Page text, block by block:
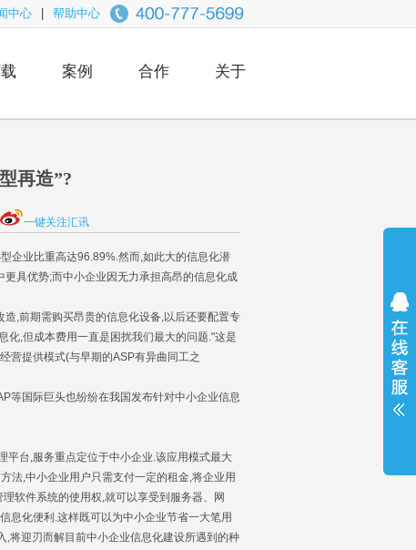
中心 帮助中心
案例 合作 关于
再造”?
一键关注汇讯
业比重高达96.89%.然而,如此大的信息化潜
具优势;而中小企业因无力承担高昂的信息化成
,前期需购买昂贵的信息化设备,以后还要配置专
化,但成本费用一直是困扰我们最大的问题."这是
营提供模式(与早期的ASP有异曲同工之
国际巨头也纷纷在我国发布针对中小企业信息
台,服务重点定位于中小企业.该应用模式最大
法,中小企业用户只需支付一定的租金,将企业用
软件系统的使用权,就可以享受到服务器、网
息化便利.这样既可以为中小企业节省一大笔用
,将迎刃而解目前中小企业信息化建设所遇到的种